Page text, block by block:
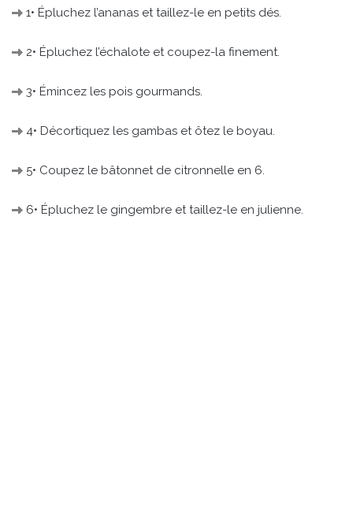
1• Épluchez l’ananas et taillez-le en petits dés.
2• Épluchez l’échalote et coupez-la finement.
3• Émincez les pois gourmands.
4• Décortiquez les gambas et ôtez le boyau.
5• Coupez le bâtonnet de citronnelle en 6.
6• Épluchez le gingembre et taillez-le en julienne.